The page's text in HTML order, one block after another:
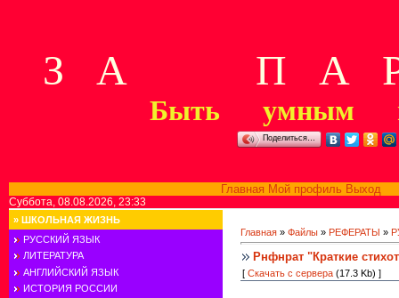
З А П А Р
Быть умным
Поделиться…
Главная Мой профиль Выход
Суббота, 08.08.2026, 23:33
» ШКОЛЬНАЯ ЖИЗНЬ
РУССКИЙ ЯЗЫК
ЛИТЕРАТУРА
АНГЛИЙСКИЙ ЯЗЫК
ИСТОРИЯ РОССИИ
Главная » Файлы » РЕФЕРАТЫ »
Рнфнрат "Краткие
[ Скачать с сервера (17.3 Kb) ]